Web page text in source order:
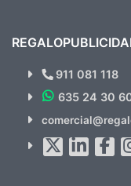
¿Quieres
Novedades
hacemos Spam)
911 081 118
635 24 30